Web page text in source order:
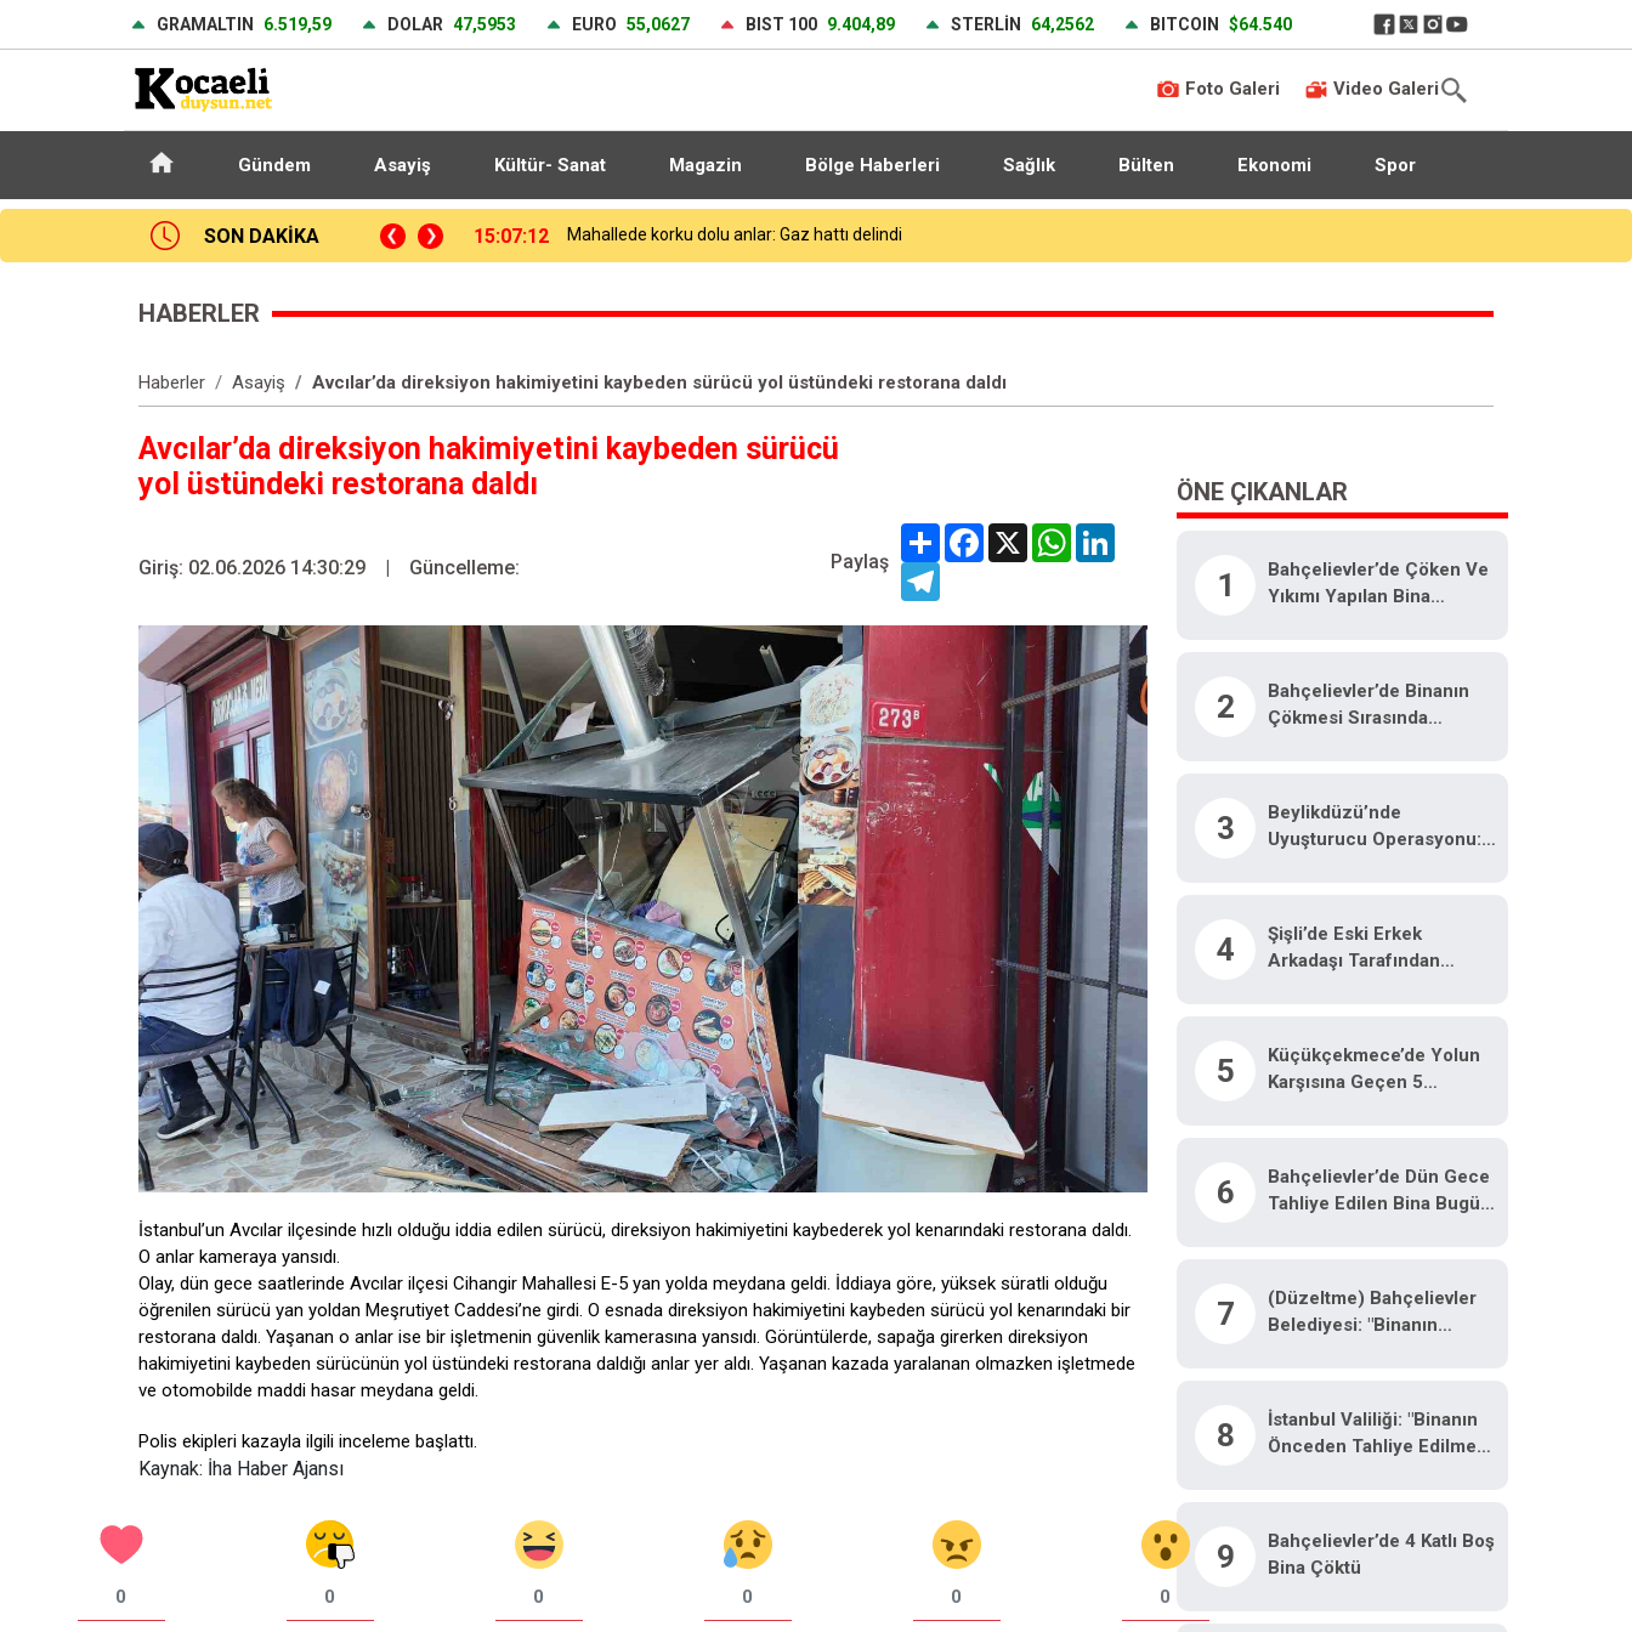
GRAMALTIN 6.519,59 DOLAR 47,5953 EURO 55,0627 BIST 100 9.404,89 STERLİN 64,2562 BITCOIN $64.540
Foto Galeri Video Galeri
Gündem Asayiş Kültür- Sanat Magazin Bölge Haberleri Sağlık Bülten Ekonomi Spor
SON DAKİKA
Gaz hattı delindi 15:07:42 "Kızıldeniz riski Asya-Avrupa seferlerini 15 gün uzattı"
HABERLER
Haberler Asayiş Avcılar’da direksiyon hakimiyetini kaybeden sürücü yol üstündeki restorana daldı
Avcılar’da direksiyon hakimiyetini kaybeden sürücü
yol üstündeki restorana daldı
Giriş: 02.06.2026 14:30:29 | Güncelleme: Paylaş
ShareFacebook
X WhatsAppLinkedIn
Telegram
İstanbul’un Avcılar ilçesinde hızlı olduğu iddia edilen sürücü, direksiyon hakimiyetini kaybederek yol kenarındaki restorana daldı.
O anlar kameraya yansıdı.
Olay, dün gece saatlerinde Avcılar ilçesi Cihangir Mahallesi E-5 yan yolda meydana geldi. İddiaya göre, yüksek süratli olduğu
öğrenilen sürücü yan yoldan Meşrutiyet Caddesi’ne girdi. O esnada direksiyon hakimiyetini kaybeden sürücü yol kenarındaki bir
restorana daldı. Yaşanan o anlar ise bir işletmenin güvenlik kamerasına yansıdı. Görüntülerde, sapağa girerken direksiyon
hakimiyetini kaybeden sürücünün yol üstündeki restorana daldığı anlar yer aldı. Yaşanan kazada yaralanan olmazken işletmede
ve otomobilde maddi hasar meydana geldi.
Polis ekipleri kazayla ilgili inceleme başlattı.
Kaynak: İha Haber Ajansı
0 0 0 0 0 0
ÖNE ÇIKANLAR
1
Bahçelievler’de Çöken Ve
Yıkımı Yapılan Bina
2
Bahçelievler’de Binanın
Çökmesi Sırasında
3
Beylikdüzü’nde
Uyuşturucu Operasyonu:
4
Şişli’de Eski Erkek
Arkadaşı Tarafından
Ortaya Çıktı
5
Küçükçekmece’de Yolun
Karşısına Geçen 5
6
Bahçelievler’de Dün Gece
Tahliye Edilen Bina Bugün
7
(Düzeltme) Bahçelievler
Belediyesi: "Binanın
Belirlemelere Göre
Herhangi Bir Can Kaybı
Veya Yaralanma
8
İstanbul Valiliği: "Binanın
Önceden Tahliye Edilmesi
Veya Yaralanma
Bulunmamaktadır"
9
Bahçelievler’de 4 Katlı Boş
Bina Çöktü